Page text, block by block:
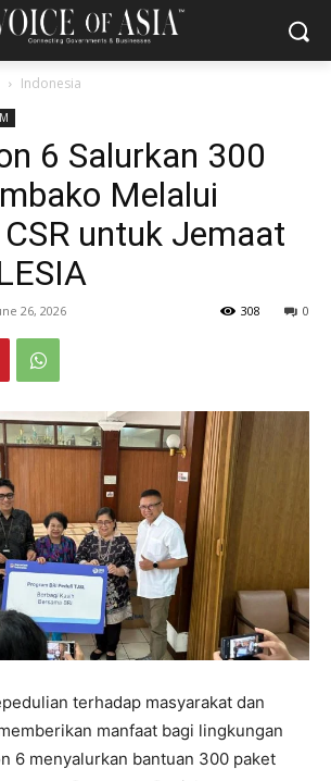
Indonesia
6 Salurkan 300
Melalui
untuk Jemaat
26, 2026 0
308
terhadap masyarakat dan
manfaat bagi lingkungan
6 menyalurkan bantuan 300 paket